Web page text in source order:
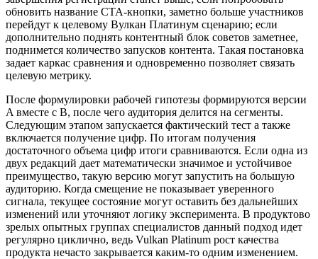
обновить название CTA-кнопки, заметно больше участников
перейдут к целевому Вулкан Платинум сценарию; если
дополнительно поднять контентный блок советов заметнее,
поднимется количество запусков контента. Такая постановка
задает каркас сравнения и одновременно позволяет связать
целевую метрику.
После формулировки рабочей гипотезы формируются версии
A вместе с B, после чего аудитория делится на сегменты.
Следующим этапом запускается фактический тест а также
включается получение цифр. По итогам получения
достаточного объема цифр итоги сравниваются. Если одна из
двух редакций дает математически значимое и устойчивое
преимущество, такую версию могут запустить на большую
аудиторию. Когда смещение не показывает уверенного
сигнала, текущее состояние могут оставить без дальнейших
изменений или уточняют логику эксперимента. В продуктово
зрелых опытных группах специалистов данный подход идет
регулярно циклично, ведь Vulkan Platinum рост качества
продукта нечасто закрывается каким-то одним изменением.